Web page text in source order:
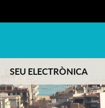
SEU ELECTRÒNICA